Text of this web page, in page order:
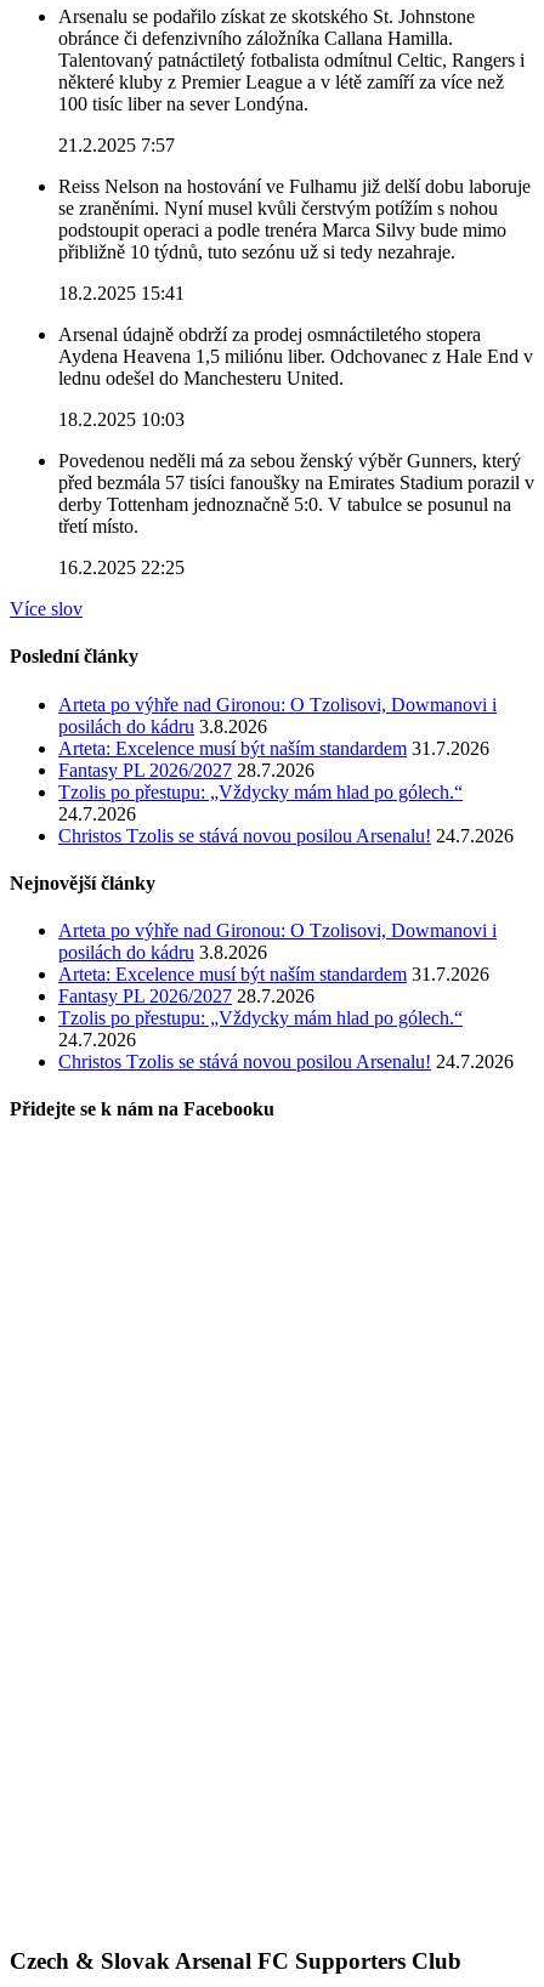
Arsenalu se podařilo získat ze skotského St. Johnstone
obránce či defenzivního záložníka Callana Hamilla.
Talentovaný patnáctiletý fotbalista odmítnul Celtic, Rangers i
některé kluby z Premier League a v létě zamíří za více než
100 tisíc liber na sever Londýna.
21.2.2025 7:57
Reiss Nelson na hostování ve Fulhamu již delší dobu laboruje
se zraněními. Nyní musel kvůli čerstvým potížím s nohou
podstoupit operaci a podle trenéra Marca Silvy bude mimo
přibližně 10 týdnů, tuto sezónu už si tedy nezahraje.
18.2.2025 15:41
Arsenal údajně obdrží za prodej osmnáctiletého stopera
Aydena Heavena 1,5 miliónu liber. Odchovanec z Hale End v
lednu odešel do Manchesteru United.
18.2.2025 10:03
Povedenou neděli má za sebou ženský výběr Gunners, který
před bezmála 57 tisíci fanoušky na Emirates Stadium porazil v
derby Tottenham jednoznačně 5:0. V tabulce se posunul na
třetí místo.
16.2.2025 22:25
Více slov
Poslední články
Arteta po výhře nad Gironou: O Tzolisovi, Dowmanovi i
posilách do kádru 3.8.2026
Arteta: Excelence musí být naším standardem 31.7.2026
Fantasy PL 2026/2027 28.7.2026
Tzolis po přestupu: „Vždycky mám hlad po gólech.“
24.7.2026
Christos Tzolis se stává novou posilou Arsenalu! 24.7.2026
Nejnovější články
Arteta po výhře nad Gironou: O Tzolisovi, Dowmanovi i
posilách do kádru 3.8.2026
Arteta: Excelence musí být naším standardem 31.7.2026
Fantasy PL 2026/2027 28.7.2026
Tzolis po přestupu: „Vždycky mám hlad po gólech.“
24.7.2026
Christos Tzolis se stává novou posilou Arsenalu! 24.7.2026
Přidejte se k nám na Facebooku
Czech & Slovak Arsenal FC Supporters Club